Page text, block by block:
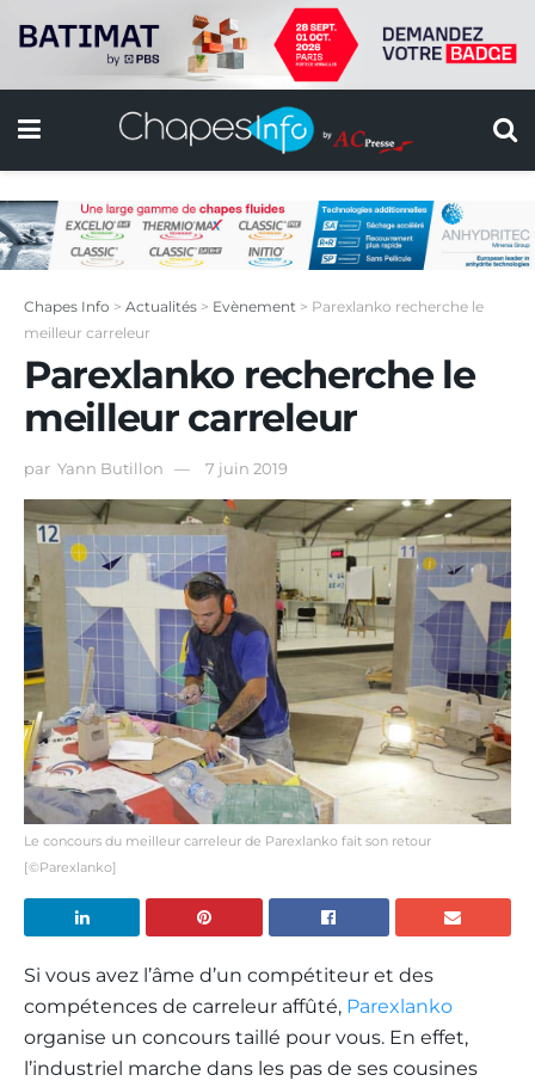
Chapes Info > Actualités > Evènement > Parexlanko recherche le
meilleur carreleur
Parexlanko recherche le
meilleur carreleur
par Yann Butillon 7 juin 2019
Le concours du meilleur carreleur de Parexlanko fait son retour
[©Parexlanko]
Si vous avez l’âme d’un compétiteur et des
compétences de carreleur affûté, Parexlanko
organise un concours taillé pour vous. En effet,
l’industriel marche dans les pas de ses cousines